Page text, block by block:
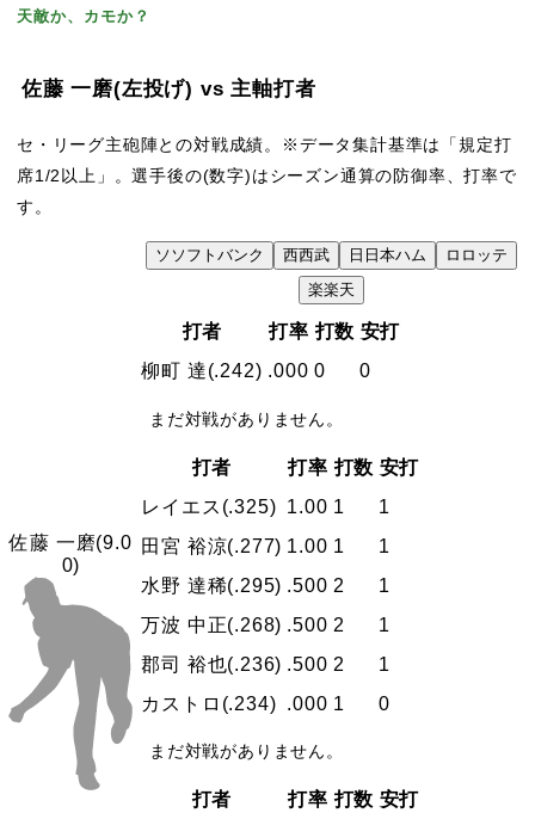
天敵か、カモか？
佐藤 一磨(左投げ) vs 主軸打者
セ・リーグ主砲陣との対戦成績。※データ集計基準は「規定打
席1/2以上」。選手後の(数字)はシーズン通算の防御率、打率で
す。
ソ ソフトバンク 西西武 日 日本ハム ロ ロッテ
楽楽天
佐藤 一磨(9.0
0)
打者 打率 打数 安打
柳町 達(.242) .000 0 0
まだ対戦がありません。
打者 打率 打数 安打
レイエス (.325) 1.00 1
1
田宮 裕涼(.277) 1.00 1
1
水野 達稀(.295) .500 2
1
万波 中正(.268) .500 2
1
郡司 裕也(.236) .500 2
1
カストロ (.234) .000 1 0
まだ対戦がありません。
打者 打率 打数 安打